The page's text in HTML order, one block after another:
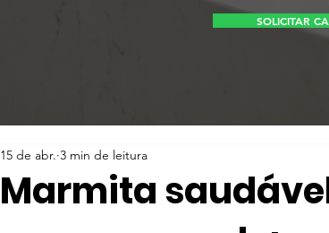
SOLICITAR
Marmita
15 de abr. 3 min de leitura